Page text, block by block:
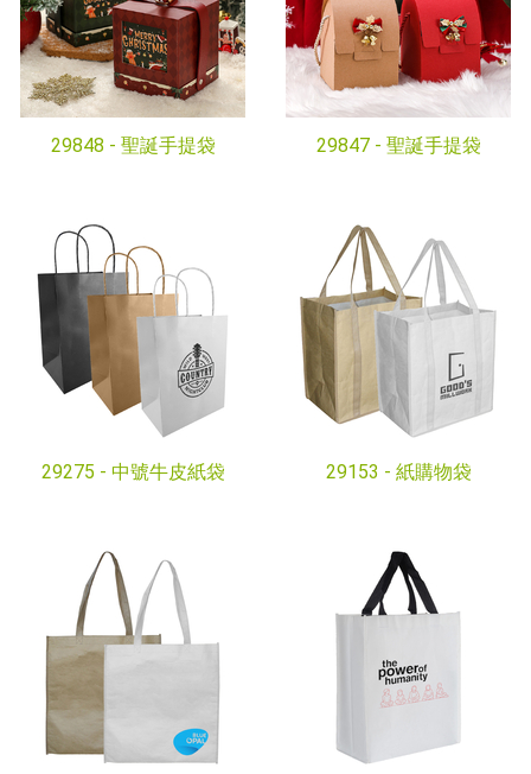
29848 - 聖誕手提袋 29847 - 聖誕手提袋
29275 - 中號牛皮紙袋 29153 - 紙購物袋